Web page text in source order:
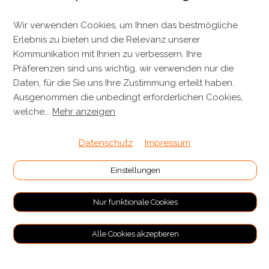
info@metzgereikuenzli.ch
INFORMATIONEN
Kontakt
Verpackung & Versand
RECHTLICHES
Allgemeine Geschäftsbedingungen
Impressum
Wir verwenden Cookies, um Ihnen das bestmögliche
Erlebnis zu bieten und die Relevanz unserer
Kommunikation mit Ihnen zu verbessern. Ihre
Präferenzen sind uns wichtig, wir verwenden nur die
Daten, für die Sie uns Ihre Zustimmung erteilt haben.
Ausgenommen die unbedingt erforderlichen Cookies,
welche... Mehr anzeigen
Datenschutz Impressum
Einstellungen
Nur funktionale Cookies
Alle Cookies akzeptieren